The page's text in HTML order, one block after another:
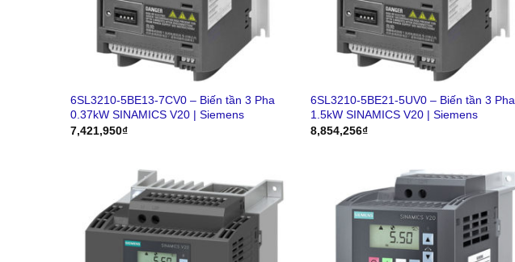
6SL3210-5BE13-7CV0 – Biến tần 3 Pha
0.37kW SINAMICS V20 | Siemens
7,421,950₫
6SL3210-5BE21-5UV0 – Biến tần 3 Pha
1.5kW SINAMICS V20 | Siemens
8,854,256₫